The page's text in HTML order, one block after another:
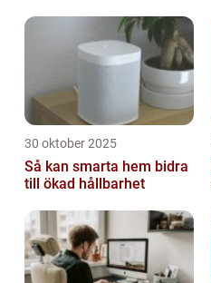
30 oktober 2025
Så kan smarta hem bidra
till ökad hållbarhet